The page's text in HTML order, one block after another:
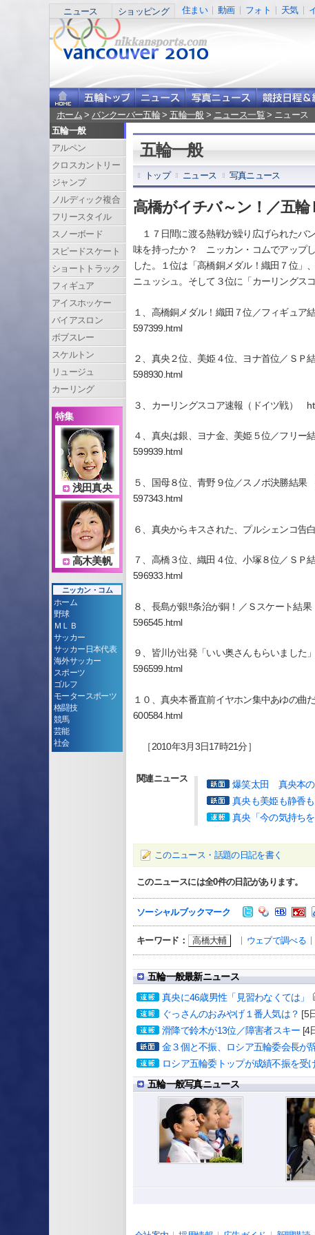
ニュース ショッピング 住まい 動画 フォト 天気
ホーム >バンクーバー五輪>五輪一般 > ニュース一覧> ニュース
五輪一般
トップ ニュース 写真ニュース
高橋がイチバ～ン！／五
１７日間に渡る熱戦が繰り広げられたバ
味を持ったか？ ニッカン・コムでアップ
した。１位は「高橋銅メダル！織田７位」
ニュッシュ。そして３位に「カーリングス
１、高橋銅メダル！織田７位／フィギュア
597399.html
２、真央２位、美姫４位、ヨナ首位／ＳＰ
598930.html
３、カーリングスコア速報（ドイツ戦）
４、真央は銀、ヨナ金、美姫５位／フリー
599939.html
５、国母８位、青野９位／スノボ決勝結果
597343.html
６、真央からキスされた、プルシェンコ告
７、高橋３位、織田４位、小塚８位／ＳＰ
596933.html
８、長島が銀!!条治が銅！／Ｓスケート結
596545.html
９、皆川が出発「いい奥さんもらいました
596599.html
１０、真央本番直前イヤホン集中あゆの曲
600584.html
［2010年3月3日17時21分］
関連ニュース
爆笑太田 真央本の
真央も美姫も静香
真央「今の気持ち
このニュース・話題の日記を書く
このニュースには全0件の日記があります。
ソーシャルブックマーク
キーワード： 高橋大輔 ウェブで調べる
五輪一般最新ニュース
真央に46歳男性「見習わなくては」
ぐっさんのおみやげ１番人気は？ [5
滑降で鈴木が13位／障害者スキー [4
金３個と不振、ロシア五輪委会長が
ロシア五輪委トップが成績不振を受
五輪一般写真ニュース
五輪一般
アルペン
クロスカントリー
ジャンプ
ノルディック複合
フリースタイル
スノーボード
スピードスケート
ショートトラック
フィギュア
アイスホッケー
バイアスロン
ボブスレー
スケルトン
リュージュ
カーリング
特集
浅田真央
高木美帆
ニッカン・コム
ホーム
野球
ＭＬＢ
サッカー
サッカー日本代表
海外サッカー
スポーツ
ゴルフ
モータースポーツ
格闘技
競馬
芸能
社会